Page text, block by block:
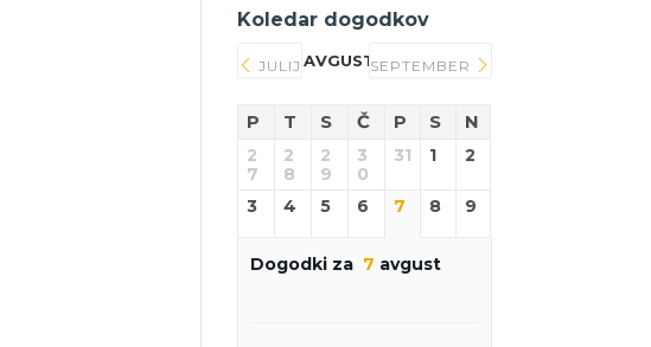
Koledar dogodkov
JULIJ AVGUST 2026
SEPTEMBER
P T S Č P S N
2
7
2
8
2
9
3
0
31 1 2
3 4 5 6 7 8 9
Dogodki za 7 avgust